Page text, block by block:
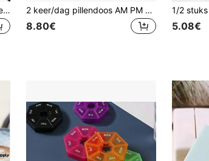
1x wekelijkse pillendoos, 3x per dag, draagbare reispillendoos voor 7 dagen, met grote pillencontainer, lichtdichte pillendoos voor vitamines, medicijnen, supplementen en visolie 2 keer/dag pillendoos AM PM 7-daagse pillendoos, 2-per-dag pillenorganizer, 7-daagse reispillendoos, medicijn-vitamine-visolie-supplementendoos
8.80€ 5.08€